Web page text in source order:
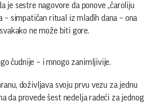
je sestre nagovore da ponove „čaroliju
– simpatičan ritual iz mlađih dana – ona
ne može biti gore.
čudnije – i mnogo zanimljivije.
doživljava svoju prvu vezu za jednu
da provede šest nedelja radeći za jednog